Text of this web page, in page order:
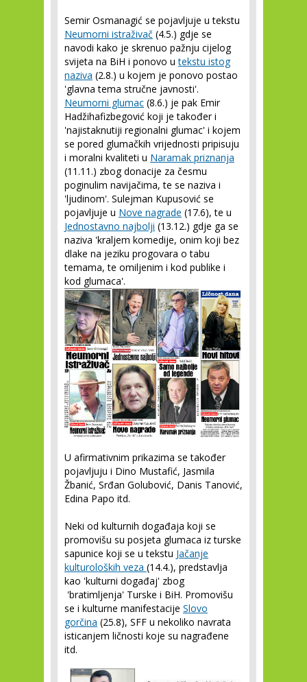
Semir Osmanagić se pojavljuje u tekstu
Neumorni istraživač (4.5.) gdje se
navodi kako je skrenuo pažnju cijelog
svijeta na BiH i ponovo utekstu istog
naziva (2.8.) u kojem je ponovo postao
'glavna tema stručne javnosti'.
Neumorni glumac (8.6.) je pak Emir
Hadžihafizbegović koji je također i
'najistaknutiji regionalni glumac' i kojem
se pored glumačkih vrijednosti pripisuju
i moralni kvaliteti u Naramak priznanja
(11.11.) zbog donacije za česmu
poginulim navijačima, te se naziva i
'ljudinom'. Sulejman Kupusović se
pojavljuje u Nove nagrade (17.6), te u
Jednostavno najbolji (13.12.) gdje ga se
naziva 'kraljem komedije, onim koji bez
dlake na jeziku progovara o tabu
temama, te omiljenim i kod publike i
kod glumaca'.
U afirmativnim prikazima se također
pojavljuju i Dino Mustafić, Jasmila
Žbanić, Srđan Golubović, Danis Tanović,
Edina Papo itd.
Neki od kulturnih događaja koji se
promovišu su posjeta glumaca iz turske
sapunice koji se u tekstu Jačanje
kulturoloških veza (14.4.), predstavlja
kao 'kulturni događaj' zbog
'bratimljenja' Turske i BiH. Promovišu
se i kulturne manifestacije Slovo
gorčina (25.8), SFF u nekoliko navrata
isticanjem ličnosti koje su nagrađene
itd.